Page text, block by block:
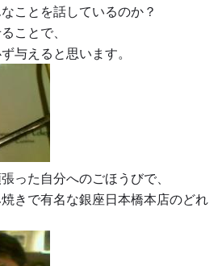
ことを話しているのか？
ことで、
与えると思います。
った自分へのごほうびで、
きで有名な銀座日本橋本店のどれ